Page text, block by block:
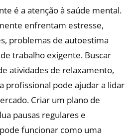
é a atenção à saúde mental.
enfrentam estresse,
problemas de autoestima
trabalho exigente. Buscar
atividades de relaxamento,
profissional pode ajudar a lidar
Criar um plano de
pausas regulares e
funcionar como uma